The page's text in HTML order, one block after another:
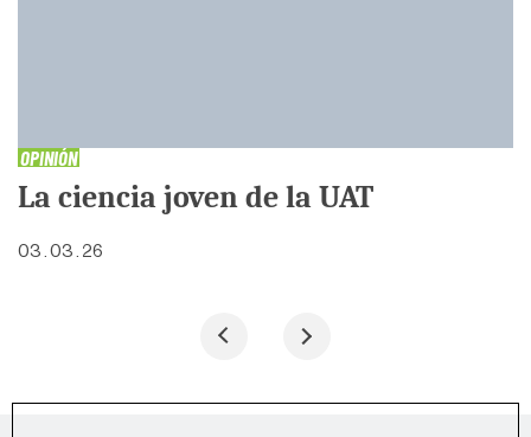
OPINIÓN
La ciencia joven de la UAT
03 . 03 . 26